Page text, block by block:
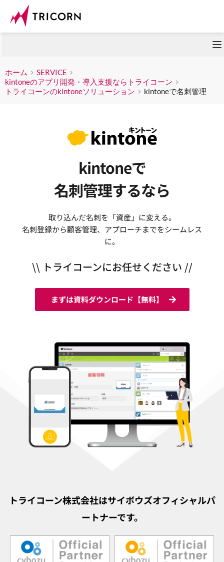
ホーム
SERVICE
kintoneのアプリ開発・導入支援ならトライコーン
トライコーンのkintoneソリューション
kintoneで名刺管理
kintoneで
名刺管理するなら
取り込んだ名刺を「資産」に変える。
名刺登録から顧客管理、アプローチまでをシームレス
に。
\\ トライコーンにお任せください //
まずは資料ダウンロード【無料】
トライコーン株式会社はサイボウズオフィシャルパ
ートナーです。